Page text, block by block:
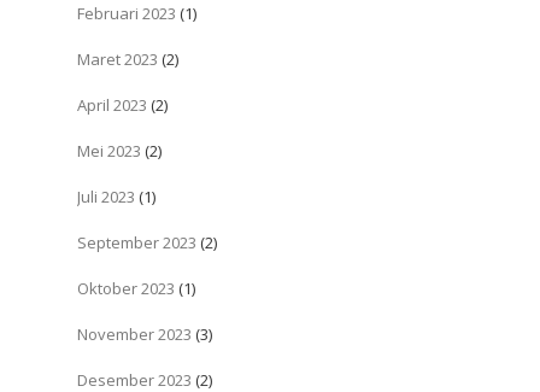
Februari 2023 (1)
Maret 2023 (2)
April 2023 (2)
Mei 2023 (2)
Juli 2023 (1)
September 2023 (2)
Oktober 2023 (1)
November 2023 (3)
Desember 2023 (2)